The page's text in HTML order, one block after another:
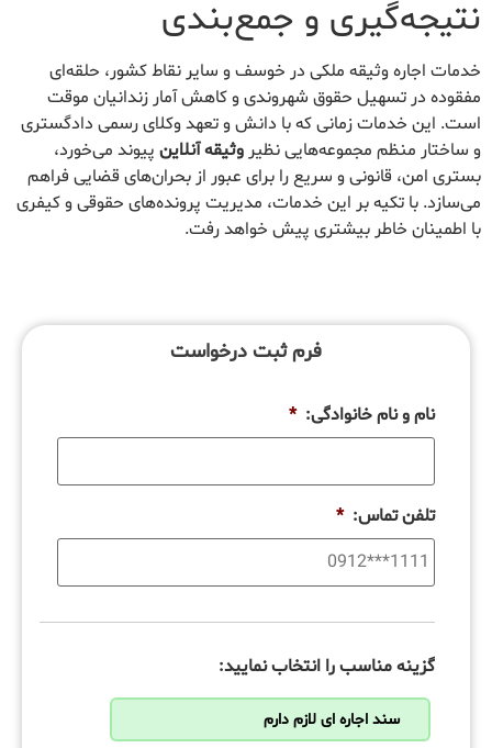
نتیجه‌گیری و جمع‌بندی
خدمات اجاره وثیقه ملکی در خوسف و سایر نقاط کشور، حلقه‌ای
مفقوده در تسهیل حقوق شهروندی و کاهش آمار زندانیان موقت
است. این خدمات زمانی که با دانش و تعهد وکلای رسمی دادگستری
و ساختار منظم مجموعه‌هایی نظیروثیقه آنلاین پیوند می‌خورد،
بستری امن، قانونی و سریع را برای عبور از بحران‌های قضایی فراهم
می‌سازد. با تکیه بر این خدمات، مدیریت پرونده‌های حقوقی و کیفری
با اطمینان خاطر بیشتری پیش خواهد رفت.
فرم ثبت درخواست
نام و نام خانوادگی: *
تلفن تماس: *
گزینه مناسب را انتخاب نمایید:
سند اجاره ای لازم دارم